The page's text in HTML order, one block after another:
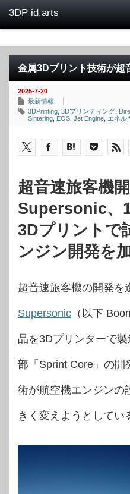
金属3Dプリント技術が超
2025-7-20
最新情報
3DPrinting 3Dプリンティング
Sintering EOS Jet Engine エネル
超音速旅客機
Supersonic、
3Dプリントで
ンジン開発を
超音速旅客機の開発を
Supersonic （以下
品を3Dプリンターで
部「Sprint Core」の開
術が航空機エンジンの
きく変えようとしてい